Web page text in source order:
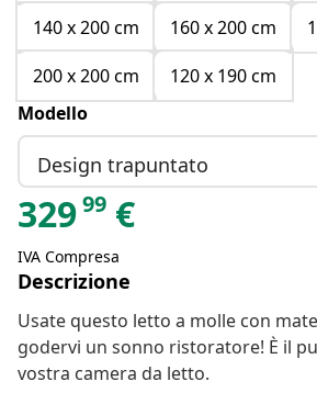
140 x 200 cm
160 x 200 cm
200 x 200 cm
120 x 190 cm
Modello
Design trapuntato
32999 €
IVA Compresa
Descrizione
Usate questo letto a molle con
godervi un sonno ristoratore! È il
vostra camera da letto.